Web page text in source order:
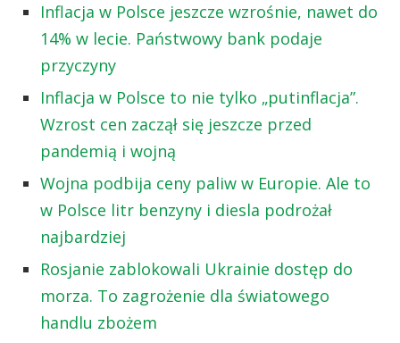
Inflacja w Polsce jeszcze wzrośnie, nawet do
14% w lecie. Państwowy bank podaje
przyczyny
Inflacja w Polsce to nie tylko „putinflacja”.
Wzrost cen zaczął się jeszcze przed
pandemią i wojną
Wojna podbija ceny paliw w Europie. Ale to
w Polsce litr benzyny i diesla podrożał
najbardziej
Rosjanie zablokowali Ukrainie dostęp do
morza. To zagrożenie dla światowego
handlu zbożem